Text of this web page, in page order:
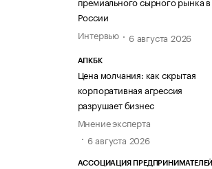
России
Интервью
6 августа 2026
АПКБК
Цена молчания: как скрытая
корпоративная агрессия
разрушает бизнес
Мнение эксперта
6 августа 2026
АССОЦИАЦИЯ ПРЕДПРИНИМАТЕЛЕЙ